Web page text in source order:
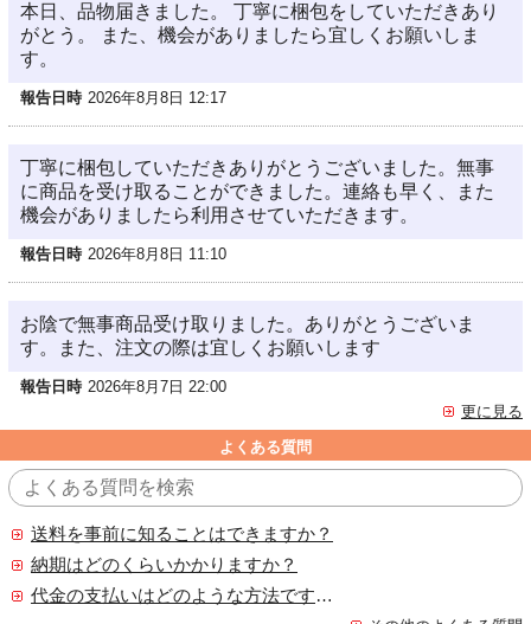
本日、品物届きました。 丁寧に梱包をしていただきあり
がとう。 また、機会がありましたら宜しくお願いしま
す。
報告日時 2026年8月8日 12:17
丁寧に梱包していただきありがとうございました。無事
に商品を受け取ることができました。連絡も早く、また
機会がありましたら利用させていただきます。
報告日時 2026年8月8日 11:10
お陰で無事商品受け取りました。ありがとうございま
す。また、注文の際は宜しくお願いします
報告日時 2026年8月7日 22:00
更に見る
よくある質問
送料を事前に知ることはできますか？
納期はどのくらいかかりますか？
代金の支払いはどのような方法ですか？